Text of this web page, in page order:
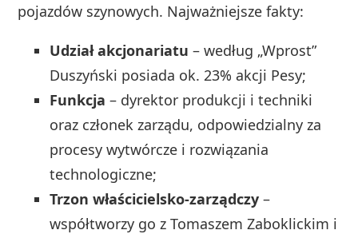
pojazdów szynowych. Najważniejsze fakty:
Udział akcjonariatu – według „Wprost”
Duszyński posiada ok. 23% akcji Pesy;
Funkcja – dyrektor produkcji i techniki
oraz członek zarządu, odpowiedzialny za
procesy wytwórcze i rozwiązania
technologiczne;
Trzon właścicielsko-zarządczy –
współtworzy go z Tomaszem Zaboklickim i